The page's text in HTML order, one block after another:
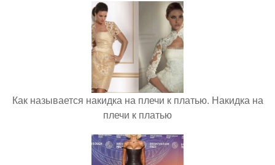
Как называется накидка на плечи к платью. Накидка на
плечи к платью